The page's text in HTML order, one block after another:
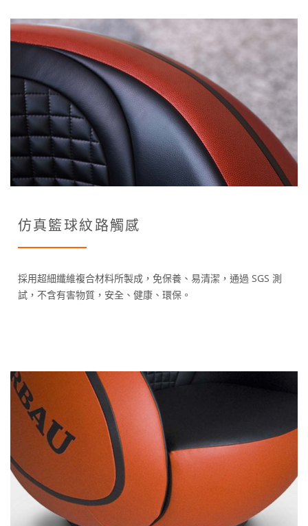
仿真籃球紋路觸感
採用超細纖維複合材料所製成，免保養、易清潔，通過 SGS 測
試，不含有害物質，安全、健康、環保。